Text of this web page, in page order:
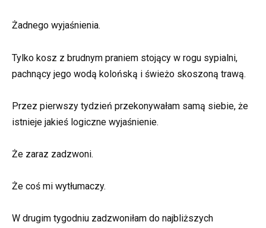
Żadnego wyjaśnienia.
Tylko kosz z brudnym praniem stojący w rogu sypialni,
pachnący jego wodą kolońską i świeżo skoszoną trawą.
Przez pierwszy tydzień przekonywałam samą siebie, że
istnieje jakieś logiczne wyjaśnienie.
Że zaraz zadzwoni.
Że coś mi wytłumaczy.
W drugim tygodniu zadzwoniłam do najbliższych